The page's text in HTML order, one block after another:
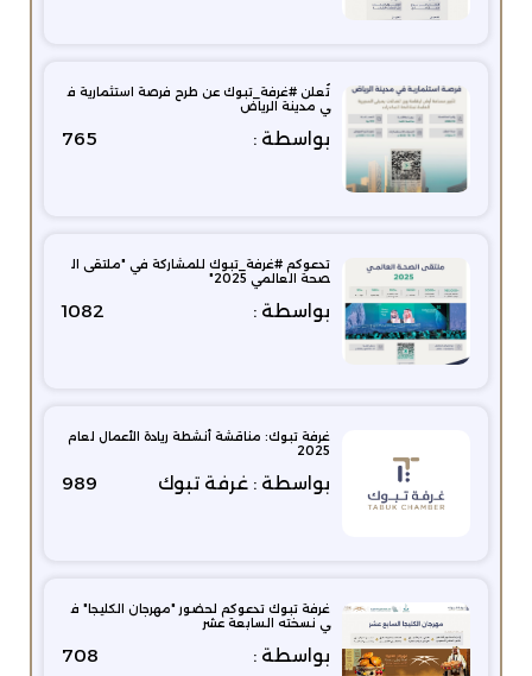
تُعلن #غرفة_تبوك عن طرح فرصة استثمارية ف
ي مدينة الرياض
بواسطة : 765
تدعوكم #غرفة_تبوك للمشاركة في "ملتقى ال
صحة العالمي 2025"
بواسطة : 1082
غرفة تبوك: مناقشة أنشطة ريادة الأعمال لعام
2025
بواسطة : غرفة تبوك 989
غرفة تبوك تدعوكم لحضور "مهرجان الكليجا" ف
ي نسخته السابعة عشر
بواسطة : 708